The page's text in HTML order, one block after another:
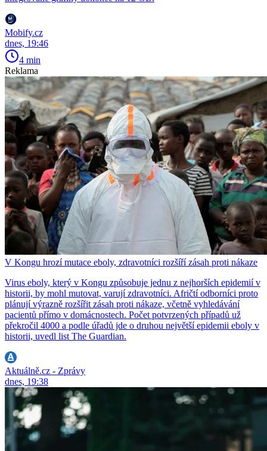
Mobify.cz
dnes, 19:46
4 min
Reklama
V Kongu hrozí mutace eboly, zdravotníci rozšíří zásah proti nákaze
Virus eboly, který v Kongu způsobuje jednu z nejhorších epidemií v
historii, by mohl mutovat, varují zdravotníci. Afričtí odborníci proto
plánují výrazně rozšířit zásah proti nákaze, včetně vyhledávání
pacientů přímo v domácnostech. Počet potvrzených případů už
překročil 4000 a podle úřadů jde o druhou největší epidemii eboly v
historii, uvedl list The Guardian.
Aktuálně.cz - Zprávy
dnes, 19:38